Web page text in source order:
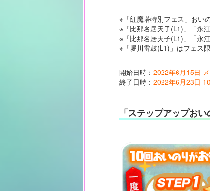
※「紅魔塔特別フェス」おい
※「比那名居天子(L1)」「永
※「比那名居天子(L1)」「永
※「堀川雷鼓(L1)」はフェス
開始日時： 2022年6月15日
終了日時： 2022年6月23日
「ステップアップおい